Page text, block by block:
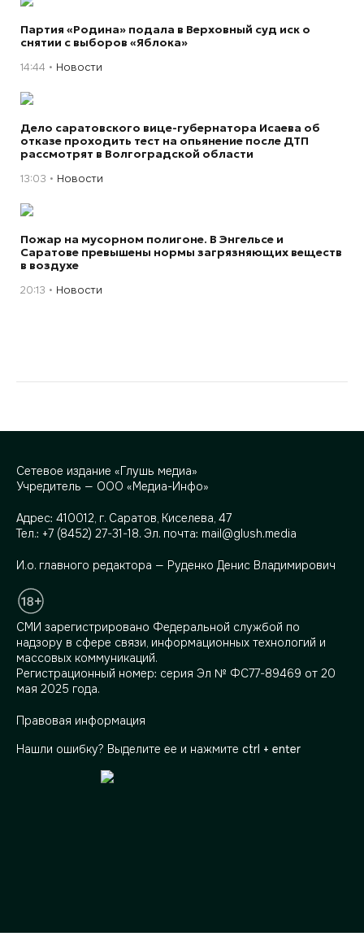
Партия «Родина» подала в Верховный суд иск о
снятии с выборов «Яблока»
14:44 Новости
Дело саратовского вице-губернатора Исаева об
отказе проходить тест на опьянение после ДТП
рассмотрят в Волгоградской области
13:03 Новости
Пожар на мусорном полигоне. В Энгельсе и
Саратове превышены нормы загрязняющих веществ
в воздухе
20:13 Новости
Сетевое издание «Глушь медиа»
Учредитель — ООО «Медиа-Инфо»
Адрес: 410012, г. Саратов, Киселева, 47
Тел.: +7 (8452) 27-31-18. Эл. почта: mail@glush.media
И.о. главного редактора — Руденко Денис Владимирович
СМИ зарегистрировано Федеральной службой по
надзору в сфере связи, информационных технологий и
массовых коммуникаций.
Регистрационный номер: серия Эл № ФС77-89469 от 20
мая 2025 года.
Правовая информация
Нашли ошибку? Выделите ее и нажмите ctrl + enter